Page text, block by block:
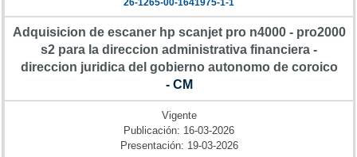
26-1265-00-1641975-1-1
Adquisicion de escaner hp scanjet pro n4000 - pro2000
s2 para la direccion administrativa financiera -
direccion juridica del gobierno autonomo de coroico
- CM
Vigente
Publicación: 16-03-2026
Presentación: 19-03-2026